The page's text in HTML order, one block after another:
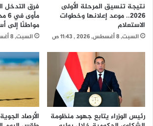
نتيجة تنسيق المرحلة الأولى
2026.. موعد إعلانها وخطوات
الاستعلام
السبت, 8 أغسطس, 2026 , 11:43 ص
فرق التدخل
مواطنًا إلى
السبت, 8 أغسطس, 2026 , 10:35 ص
رئيس الوزراء يتابع جهود منظومة
الأرصاد